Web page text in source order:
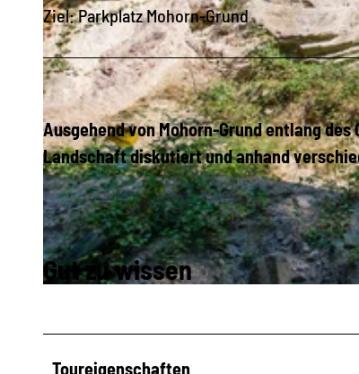
Ziel: Parkplatz Mohorn-Grund
Ausgehend von Mohorn-Grund entlang
Landschaft diskutiert und anhand
Gut zu wissen
Toureigenschaften